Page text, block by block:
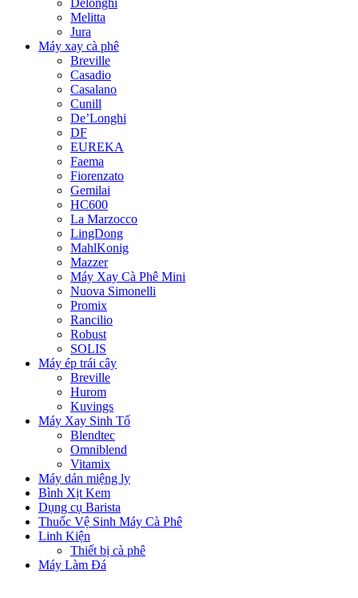
Delonghi
Melitta
Jura
Máy xay cà phê
Breville
Casadio
Casalano
Cunill
De’Longhi
DF
EUREKA
Faema
Fiorenzato
Gemilai
HC600
La Marzocco
LingDong
MahlKonig
Mazzer
Máy Xay Cà Phê Mini
Nuova Simonelli
Promix
Rancilio
Robust
SOLIS
Máy ép trái cây
Breville
Hurom
Kuvings
Máy Xay Sinh Tố
Blendtec
Omniblend
Vitamix
Máy dán miệng ly
Bình Xịt Kem
Dụng cụ Barista
Thuốc Vệ Sinh Máy Cà Phê
Linh Kiện
Thiết bị cà phê
Máy Làm Đá